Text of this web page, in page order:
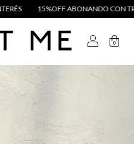
15%OFF ABONANDO CON
0